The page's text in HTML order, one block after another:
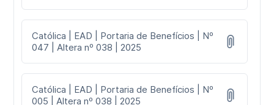
Católica | EAD | Portaria de Benefícios | Nº
047 | Altera nº 038 | 2025
Católica | EAD | Portaria de Benefícios | Nº
005 | Altera nº 038 | 2025